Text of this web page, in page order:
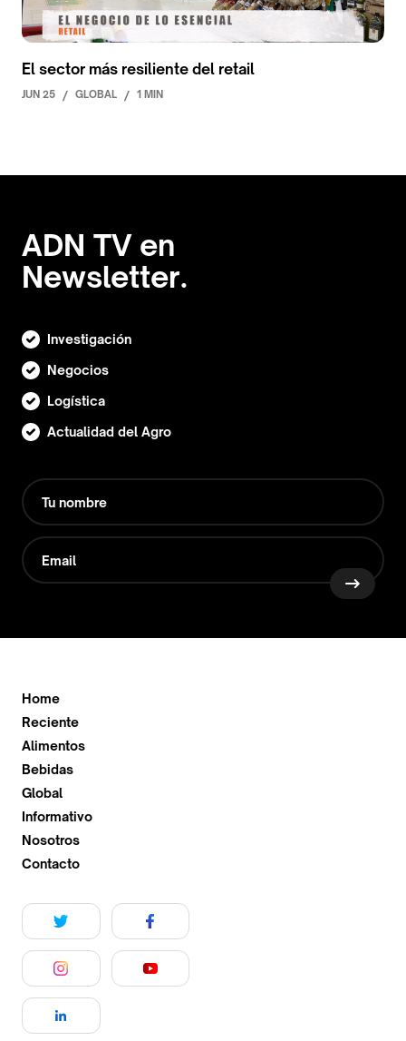
El sector más resiliente del retail
JUN 25 / GLOBAL / 1 MIN
ADN TV en
Newsletter.
Investigación
Negocios
Logística
Actualidad del Agro
Home
Reciente
Alimentos
Bebidas
Global
Informativo
Nosotros
Contacto